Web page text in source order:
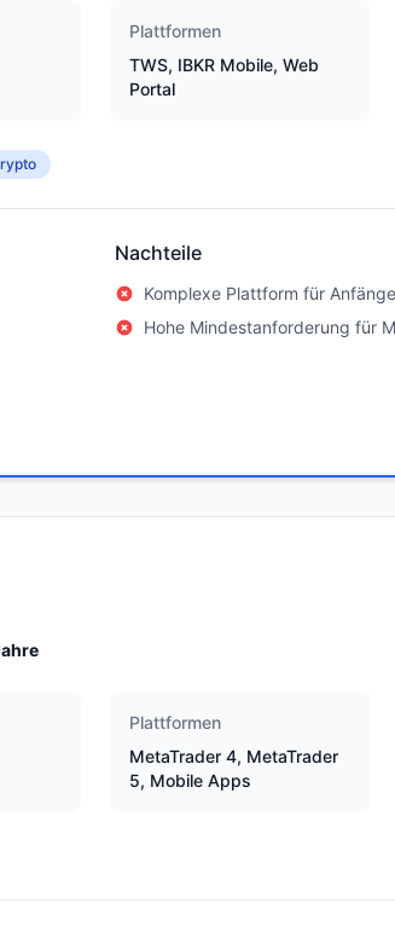
Plattformen
TWS, IBKR Mobile, Web
Portal
Nachteile
Komplexe Plattform für
Hohe Mindestanforderung für
Plattformen
MetaTrader 4, MetaTrader
5, Mobile Apps